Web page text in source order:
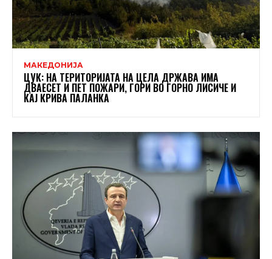
МАКЕДОНИЈА
ЦУК: НА ТЕРИТОРИЈАТА НА ЦЕЛА ДРЖАВА ИМА
ДВАЕСЕТ И ПЕТ ПОЖАРИ, ГОРИ ВО ГОРНО ЛИСИЧЕ И
КАЈ КРИВА ПАЛАНКА